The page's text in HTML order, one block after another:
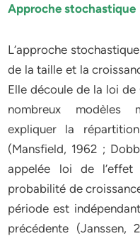
Approche stochastique
L’approche
de la taille et la
Elle découle de la loi
nombreux modèles
expliquer la
(Mansfield, 1962 ;
appelée loi de
probabilité de
période est
précédente (Janssen,